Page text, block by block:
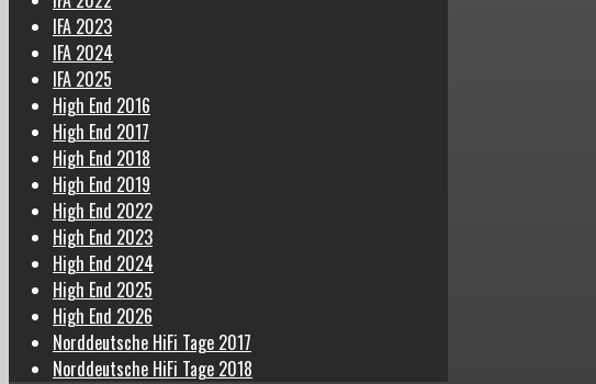
IFA 2023
IFA 2024
IFA 2025
High End 2016
High End 2017
High End 2018
High End 2019
High End 2022
High End 2023
High End 2024
High End 2025
High End 2026
Norddeutsche HiFi Tage 2017
Norddeutsche HiFi Tage 2018